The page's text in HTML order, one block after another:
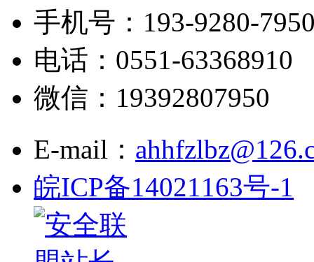
手机号：193-9280-
电话：0551-63368910
微信：19392807950
E-mail：
皖ICP备14021163号-1